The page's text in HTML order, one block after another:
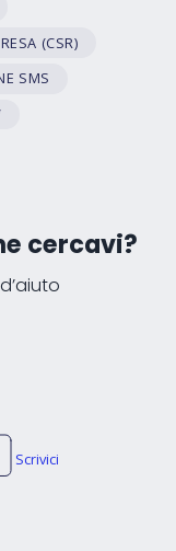
(CSR)
SMS
cercavi?
Scrivici